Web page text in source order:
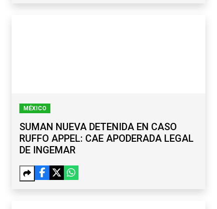
MÉXICO
SUMAN NUEVA DETENIDA EN CASO
RUFFO APPEL: CAE APODERADA LEGAL
DE INGEMAR